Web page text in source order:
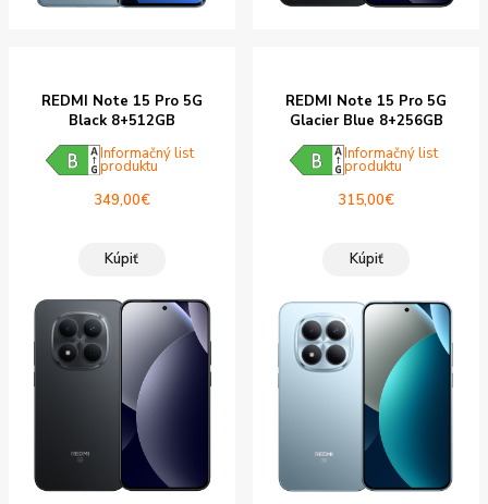
REDMI Note 15 Pro 5G
Black 8+512GB
Informačný list
produktu
349,00€
Kúpiť
REDMI Note 15 Pro 5G
Glacier Blue 8+256GB
Informačný list
produktu
315,00€
Kúpiť